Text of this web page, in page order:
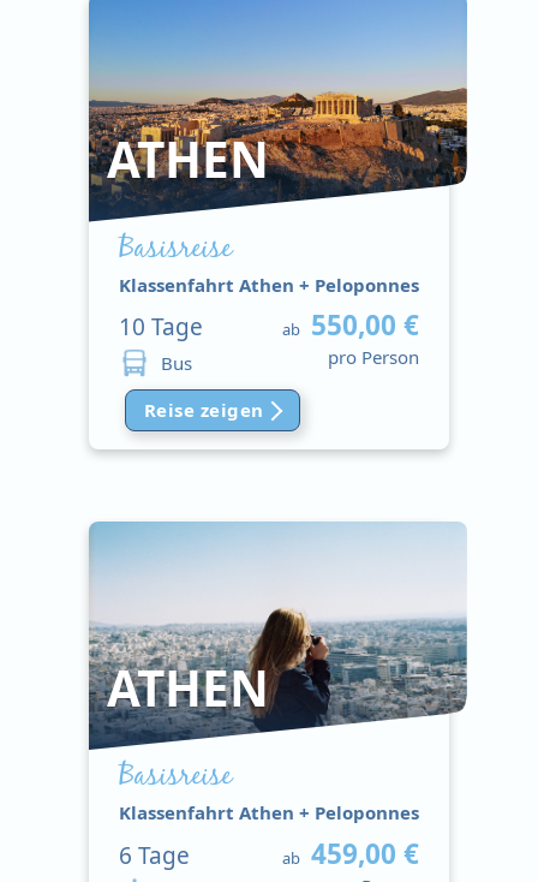
ATHEN
Basisreise
Klassenfahrt Athen + Peloponnes
10 Tage
Bus
ab 550,00 €
pro Person
Reise zeigen
ATHEN
Basisreise
Klassenfahrt Athen + Peloponnes
6 Tage ab 459,00 €